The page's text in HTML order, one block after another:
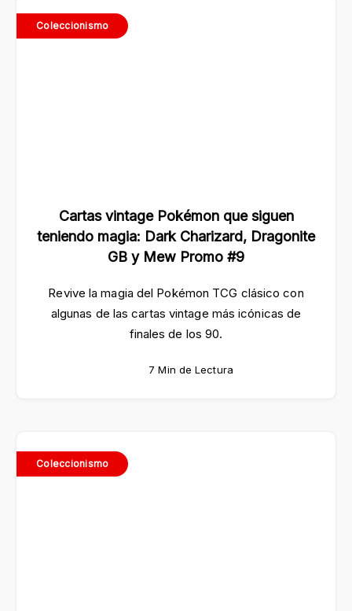
Coleccionismo
Cartas vintage Pokémon que siguen
teniendo magia: Dark Charizard, Dragonite
GB y Mew Promo #9
Revive la magia del Pokémon TCG clásico con
algunas de las cartas vintage más icónicas de
finales de los 90.
7 Min de Lectura
Coleccionismo